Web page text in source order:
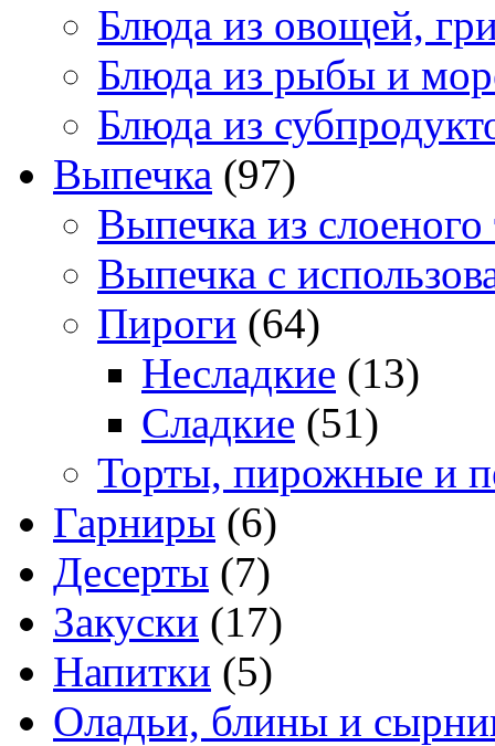
Блюда из овощей,
Блюда из рыбы и
Блюда из
Выпечка (97)
Выпечка из слоеного
Выпечка с
Пироги (64)
Несладкие (13)
Сладкие (51)
Торты, пирожные и
Гарниры (6)
Десерты (7)
Закуски (17)
Напитки (5)
Оладьи, блины и